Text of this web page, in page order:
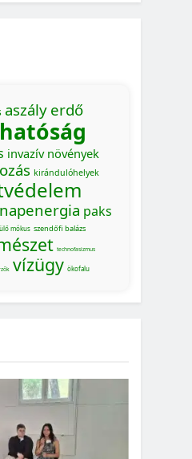
aszály erdő
invazív növények
kirándulóhelyek
napenergia paks
mókus szendőfi balázs
technofasizmus
vízügy ökofalu